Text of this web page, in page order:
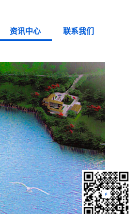
资讯中心 联系我们